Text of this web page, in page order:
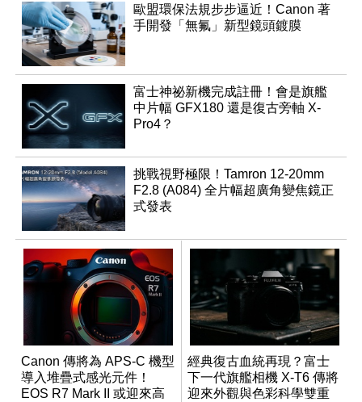
歐盟環保法規步步逼近！Canon 著
手開發「無氟」新型鏡頭鍍膜
富士神祕新機完成註冊！會是旗艦
中片幅 GFX180 還是復古旁軸 X-
Pro4？
挑戰視野極限！Tamron 12-20mm
F2.8 (A084) 全片幅超廣角變焦鏡正
式發表
Canon 傳將為 APS-C 機型
導入堆疊式感光元件！
EOS R7 Mark II 或迎來高
經典復古血統再現？富士
下一代旗艦相機 X-T6 傳將
迎來外觀與色彩科學雙重